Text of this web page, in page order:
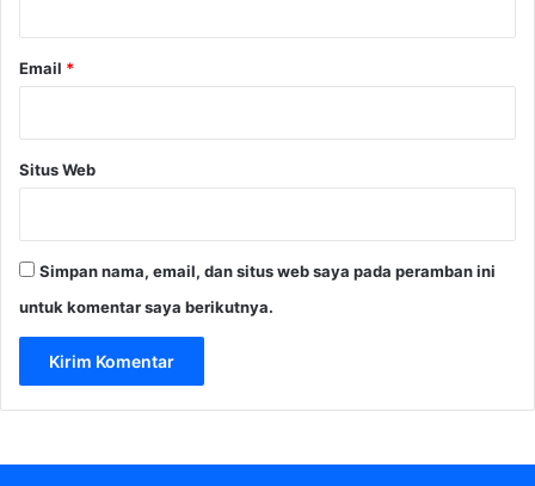
Email *
Situs Web
Simpan nama, email, dan situs web saya pada peramban ini
untuk komentar saya berikutnya.